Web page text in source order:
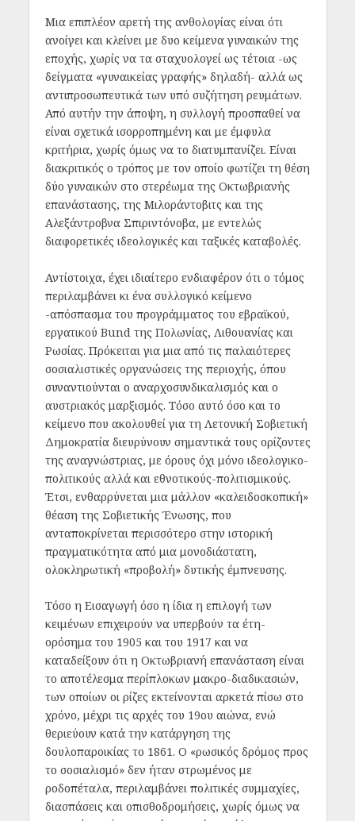
Μια επιπλέον αρετή της ανθολογίας είναι ότι
ανοίγει και κλείνει με δυο κείμενα γυναικών της
εποχής, χωρίς να τα σταχυολογεί ως τέτοια -ως
δείγματα «γυναικείας γραφής» δηλαδή- αλλά ως
αντιπροσωπευτικά των υπό συζήτηση ρευμάτων.
Από αυτήν την άποψη, η συλλογή προσπαθεί να
είναι σχετικά ισορροπημένη και με έμφυλα
κριτήρια, χωρίς όμως να το διατυμπανίζει. Είναι
διακριτικός ο τρόπος με τον οποίο φωτίζει τη θέση
δύο γυναικών στο στερέωμα της Οκτωβριανής
επανάστασης, της Μιλοράντοβιτς και της
Αλεξάντροβνα Σπιριντόνοβα, με εντελώς
διαφορετικές ιδεολογικές και ταξικές καταβολές.
Αντίστοιχα, έχει ιδιαίτερο ενδιαφέρον ότι ο τόμος
περιλαμβάνει κι ένα συλλογικό κείμενο
-απόσπασμα του προγράμματος του εβραϊκού,
εργατικού Bund της Πολωνίας, Λιθουανίας και
Ρωσίας. Πρόκειται για μια από τις παλαιότερες
σοσιαλιστικές οργανώσεις της περιοχής, όπου
συναντιούνται ο αναρχοσυνδικαλισμός και ο
αυστριακός μαρξισμός. Τόσο αυτό όσο και το
κείμενο που ακολουθεί για τη Λετονική Σοβιετική
Δημοκρατία διευρύνουν σημαντικά τους ορίζοντες
της αναγνώστριας, με όρους όχι μόνο ιδεολογικο-
πολιτικούς αλλά και εθνοτικούς-πολιτισμικούς.
Έτσι, ενθαρρύνεται μια μάλλον «καλειδοσκοπική»
θέαση της Σοβιετικής Ένωσης, που
ανταποκρίνεται περισσότερο στην ιστορική
πραγματικότητα από μια μονοδιάστατη,
ολοκληρωτική «προβολή» δυτικής έμπνευσης.
Τόσο η Εισαγωγή όσο η ίδια η επιλογή των
κειμένων επιχειρούν να υπερβούν τα έτη-
ορόσημα του 1905 και του 1917 και να
καταδείξουν ότι η Οκτωβριανή επανάσταση είναι
το αποτέλεσμα περίπλοκων μακρο-διαδικασιών,
των οποίων οι ρίζες εκτείνονται αρκετά πίσω στο
χρόνο, μέχρι τις αρχές του 19ου αιώνα, ενώ
θεριεύουν κατά την κατάργηση της
δουλοπαροικίας το 1861. Ο «ρωσικός δρόμος προς
το σοσιαλισμό» δεν ήταν στρωμένος με
ροδοπέταλα, περιλαμβάνει πολιτικές συμμαχίες,
διασπάσεις και οπισθοδρομήσεις, χωρίς όμως να